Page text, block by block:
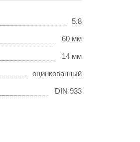
5.8
60 мм
14 мм
оцинкованный
DIN 933